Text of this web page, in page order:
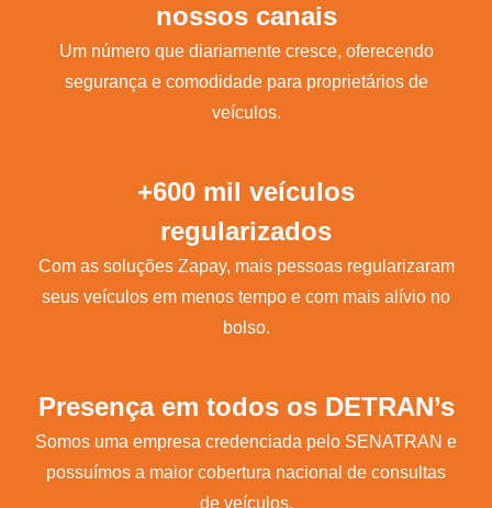
nossos canais
Um número que diariamente cresce, oferecendo
segurança e comodidade para proprietários de
veículos.
+600 mil veículos
regularizados
Com as soluções Zapay, mais pessoas regularizaram
seus veículos em menos tempo e com mais alívio no
bolso.
Presença em todos os DETRAN’s
Somos uma empresa credenciada pelo SENATRAN e
possuímos a maior cobertura nacional de consultas
de veículos.